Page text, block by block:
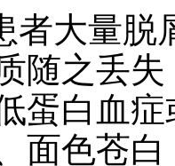
者大量
随之丢
蛋白血
面色苍